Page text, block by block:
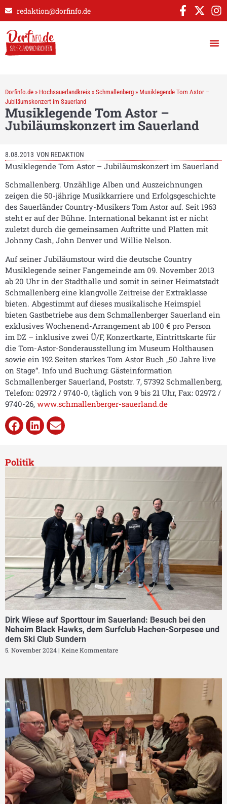
redaktion@dorfinfo.de
Dorfinfo.de » Hochsauerlandkreis » Schmallenberg » Musiklegende Tom Astor –
Jubiläumskonzert im Sauerland
Musiklegende Tom Astor –
Jubiläumskonzert im Sauerland
8.08.2013 VON REDAKTION
Musiklegende Tom Astor – Jubiläumskonzert im Sauerland
Schmallenberg. Unzählige Alben und Auszeichnungen
zeigen die 50-jährige Musikkarriere und Erfolgsgeschichte
des Sauerländer Country-Musikers Tom Astor auf. Seit 1963
steht er auf der Bühne. International bekannt ist er nicht
zuletzt durch die gemeinsamen Auftritte und Platten mit
Johnny Cash, John Denver und Willie Nelson.
Auf seiner Jubiläumstour wird die deutsche Country
Musiklegende seiner Fangemeinde am 09. November 2013
ab 20 Uhr in der Stadthalle und somit in seiner Heimatstadt
Schmallenberg eine klangvolle Zeitreise der Extraklasse
bieten. Abgestimmt auf dieses musikalische Heimspiel
bieten Gastbetriebe aus dem Schmallenberger Sauerland ein
exklusives Wochenend-Arrangement ab 100 € pro Person
im DZ – inklusive zwei Ü/F, Konzertkarte, Eintrittskarte für
die Tom-Astor-Sonderausstellung im Museum Holthausen
sowie ein 192 Seiten starkes Tom Astor Buch „50 Jahre live
on Stage“. Info und Buchung: Gästeinformation
Schmallenberger Sauerland, Poststr. 7, 57392 Schmallenberg,
Telefon: 02972 / 9740-0, täglich von 9 bis 21 Uhr, Fax: 02972 /
9740-26, www.schmallenberger-sauerland.de
Politik
Dirk Wiese auf Sporttour im Sauerland: Besuch bei den
Neheim Black Hawks, dem Surfclub Hachen-Sorpesee und
dem Ski Club Sundern
5. November 2024 Keine Kommentare